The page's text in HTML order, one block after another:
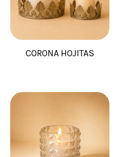
CORONA HOJITAS